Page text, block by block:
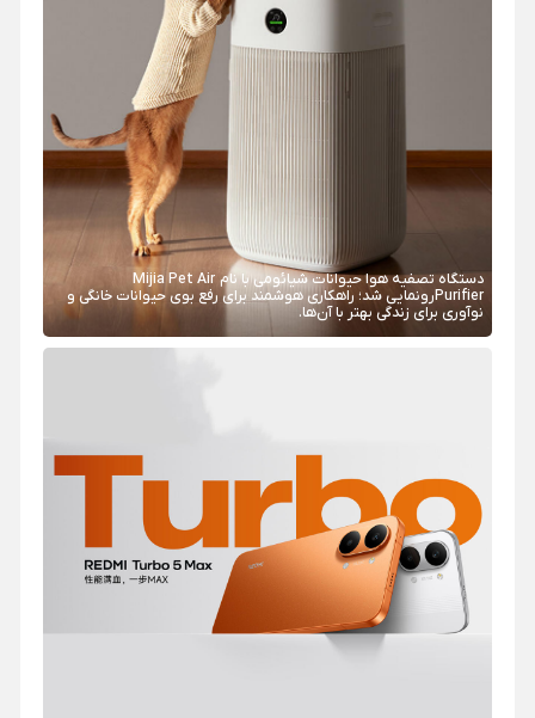
دستگاه تصفیه‌ هوا حیوانات شیائومی با نام Mijia Pet Air
Purifierرونمایی شد؛ راهکاری هوشمند برای رفع بوی حیوانات خانگی و
نوآوری برای زندگی بهتر با آن‌ها.